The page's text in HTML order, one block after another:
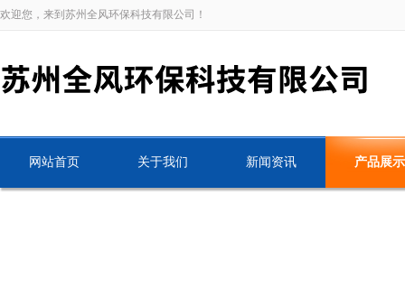
欢迎您，来到苏州全风环保科技有限公司！
网站首页 关于我们 新闻资讯 产品展示